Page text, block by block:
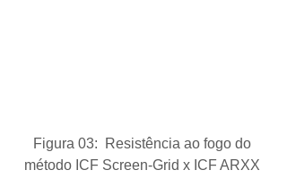
Figura 03:  Resistência ao fogo do
método ICF Screen-Grid x ICF ARXX